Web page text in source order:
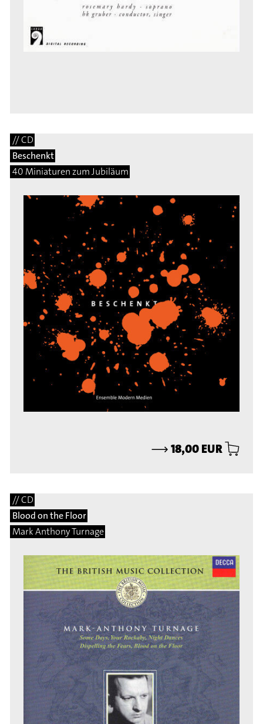
// CD
Beschenkt
40 Miniaturen zum Jubiläum
⟶18,00 EUR
// CD
Blood on the Floor
Mark Anthony Turnage